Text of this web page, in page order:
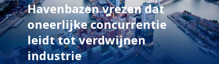
Havenbazen vrezen dat
oneerlijke concurrentie
leidt tot verdwijnen
industrie